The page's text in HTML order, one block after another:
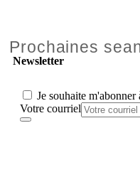
Prochaines
Newsletter
Je souhaite m'abonner
Votre courriel